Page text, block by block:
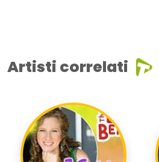
Artisti correlati